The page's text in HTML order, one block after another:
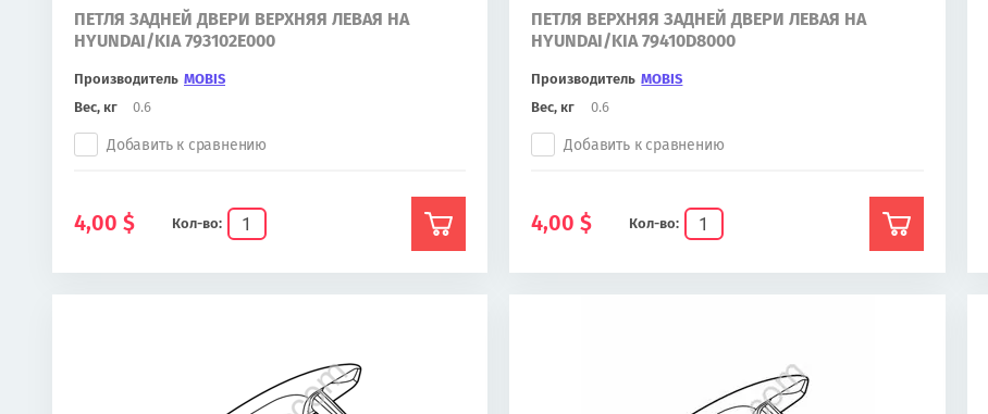
ПЕТЛЯ ЗАДНЕЙ ДВЕРИ ВЕРХНЯЯ ЛЕВАЯ НА
HYUNDAI/KIA 793102E000
Производитель MOBIS
Вес, кг
0.6
Кол-во:
Добавить к сравнению
4,00 $
ПЕТЛЯ ВЕРХНЯЯ ЗАДНЕЙ ДВЕРИ ЛЕВАЯ НА
HYUNDAI/KIA 79410D8000
Производитель MOBIS
Вес, кг
0.6
Кол-во:
Добавить к сравнению
4,00 $